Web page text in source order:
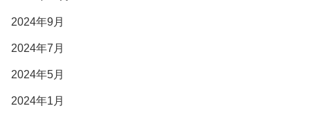
2024年9月
2024年7月
2024年5月
2024年1月